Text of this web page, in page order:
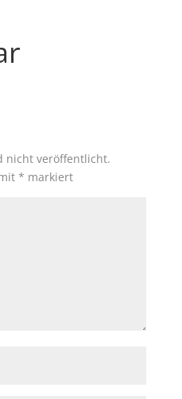
nicht veröffentlicht.
* markiert